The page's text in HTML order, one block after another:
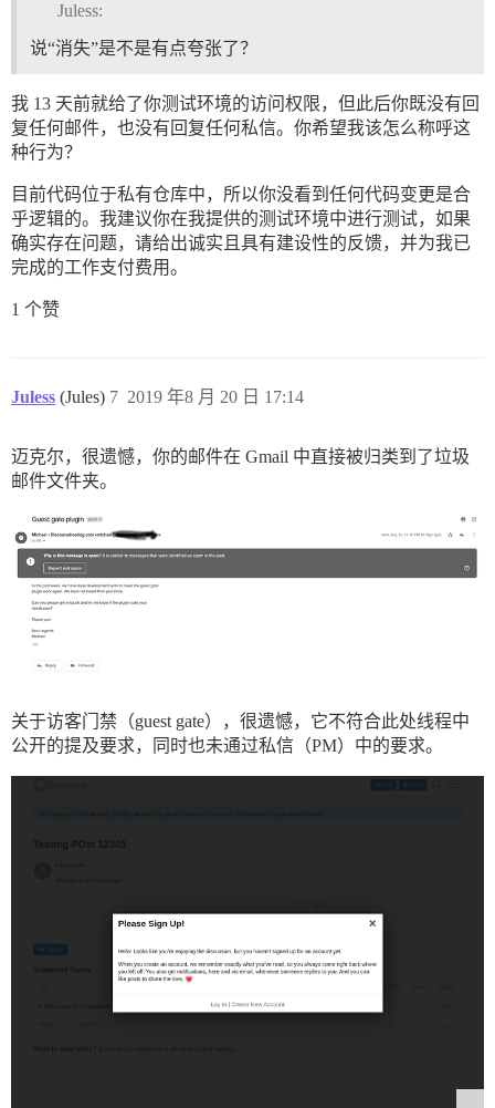
Juless:
说“消失”是不是有点夸张了？
我 13 天前就给了你测试环境的访问权限，但此后你既没有回
复任何邮件，也没有回复任何私信。你希望我该怎么称呼这
种行为？
目前代码位于私有仓库中，所以你没看到任何代码变更是合
乎逻辑的。我建议你在我提供的测试环境中进行测试，如果
确实存在问题，请给出诚实且具有建设性的反馈，并为我已
完成的工作支付费用。
1 个赞
Juless (Jules) 2019 年8 月 20 日 17:14
7
迈克尔，很遗憾，你的邮件在 Gmail 中直接被归类到了垃圾
邮件文件夹。
关于访客门禁（guest gate），很遗憾，它不符合此处线程中
公开的提及要求，同时也未通过私信（PM）中的要求。